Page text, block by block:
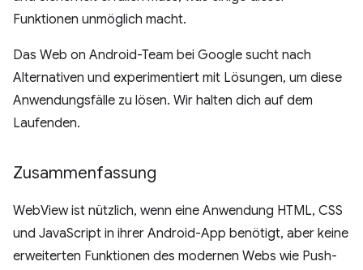
Funktionen unmöglich macht.
Das Web on Android-Team bei Google sucht nach
Alternativen und experimentiert mit Lösungen, um diese
Anwendungsfälle zu lösen. Wir halten dich auf dem
Laufenden.
Zusammenfassung
WebView ist nützlich, wenn eine Anwendung HTML, CSS
und JavaScript in ihrer Android-App benötigt, aber keine
erweiterten Funktionen des modernen Webs wie Push-